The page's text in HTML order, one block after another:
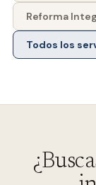
Reforma
Todos los